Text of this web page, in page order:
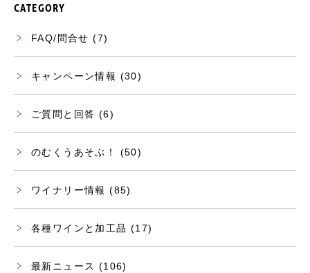
CATEGORY
FAQ/問合せ (7)
キャンペーン情報 (30)
ご質問と回答 (6)
のむくうあそぶ！ (50)
ワイナリー情報 (85)
各種ワインと加工品 (17)
最新ニュース (106)